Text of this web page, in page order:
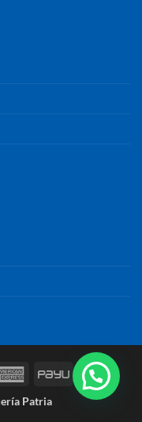
AmericanPayU
Patria